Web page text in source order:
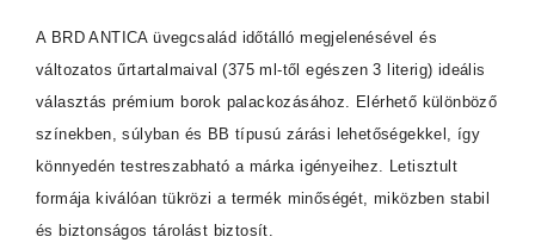
A BRD ANTICA üvegcsalád időtálló megjelenésével és
változatos űrtartalmaival (375 ml-től egészen 3 literig) ideális
választás prémium borok palackozásához. Elérhető különböző
színekben, súlyban és BB típusú zárási lehetőségekkel, így
könnyedén testreszabható a márka igényeihez. Letisztult
formája kiválóan tükrözi a termék minőségét, miközben stabil
és biztonságos tárolást biztosít.